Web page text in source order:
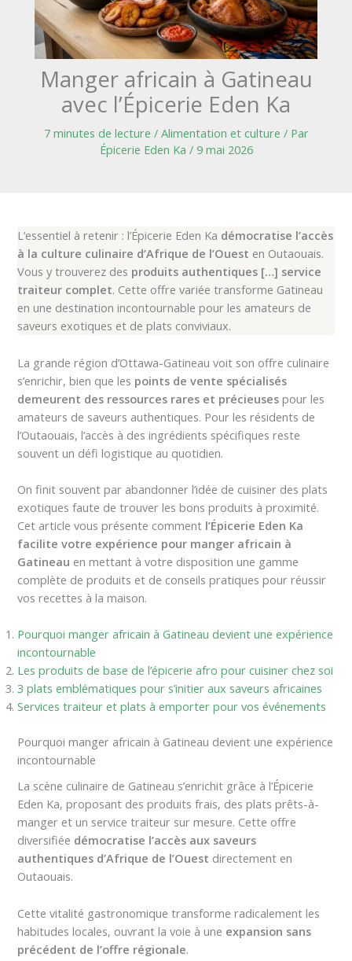
Manger africain à Gatineau
avec l’Épicerie Eden Ka
7 minutes de lecture / Alimentation et culture / Par
Épicerie Eden Ka / 9 mai 2026
L’essentiel à retenir : l’Épicerie Eden Ka démocratise l’accès
à la culture culinaire d’Afrique de l’Ouest en Outaouais.
Vous y trouverez des produits authentiques […] service
traiteur complet. Cette offre variée transforme Gatineau
en une destination incontournable pour les amateurs de
saveurs exotiques et de plats conviviaux.
La grande région d’Ottawa-Gatineau voit son offre culinaire
s’enrichir, bien que les points de vente spécialisés
demeurent des ressources rares et précieuses pour les
amateurs de saveurs authentiques. Pour les résidents de
l’Outaouais, l’accès à des ingrédients spécifiques reste
souvent un défi logistique au quotidien.
On finit souvent par abandonner l’idée de cuisiner des plats
exotiques faute de trouver les bons produits à proximité.
Cet article vous présente comment l’Épicerie Eden Ka
facilite votre expérience pour manger africain à
Gatineau en mettant à votre disposition une gamme
complète de produits et de conseils pratiques pour réussir
vos recettes à la maison.
Pourquoi manger africain à Gatineau devient une expérience
incontournable
Les produits de base de l’épicerie afro pour cuisiner chez soi
3 plats emblématiques pour s’initier aux saveurs africaines
Services traiteur et plats à emporter pour vos événements
Pourquoi manger africain à Gatineau devient une expérience
incontournable
La scène culinaire de Gatineau s’enrichit grâce à l’Épicerie
Eden Ka, proposant des produits frais, des plats prêts-à-
manger et un service traiteur sur mesure. Cette offre
diversifiée démocratise l’accès aux saveurs
authentiques d’Afrique de l’Ouest directement en
Outaouais.
Cette vitalité gastronomique transforme radicalement les
habitudes locales, ouvrant la voie à une expansion sans
précédent de l’offre régionale.